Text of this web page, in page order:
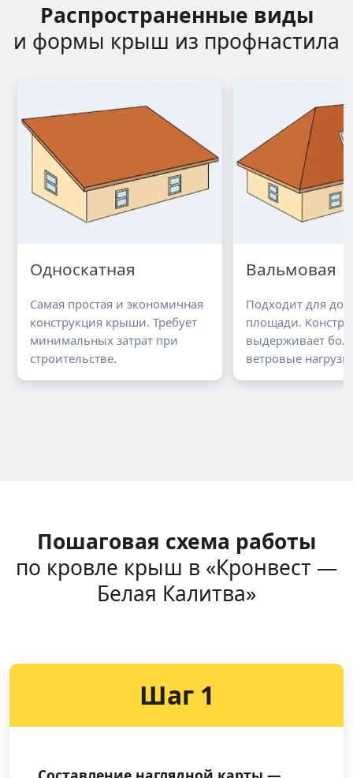
Распространенные виды
и формы крыш из профнастила
Односкатная
Самая простая и экономичная
конструкция крыши. Требует
минимальных затрат при
строительстве.
Вальмовая
Подходит для
площади.
выдерживает
ветровые
Пошаговая схема работы
по кровле крыш в «Кронвест —
Белая Калитва»
Шаг 1